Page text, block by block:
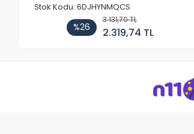
Stok Kodu: LUCNLF83NF
%32
4.115,62 TL
2.781,52 TL